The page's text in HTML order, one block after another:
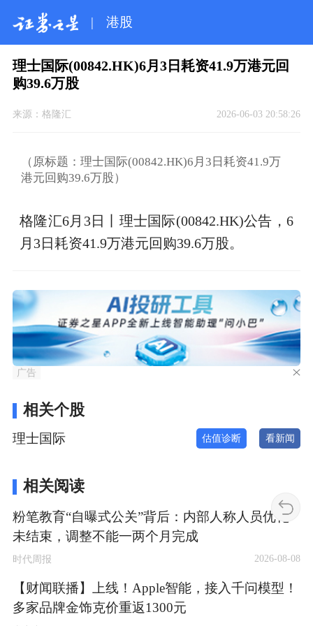
| 港股
理士国际(00842.HK)6月3日耗资41.9万港元回
购39.6万股
来源： 格隆汇 2026-06-03 20:58:26
（原标题：理士国际(00842.HK)6月3日耗资41.9万
港元回购39.6万股）
格隆汇6月3日丨理士国际(00842.HK)公告，6
月3日耗资41.9万港元回购39.6万股。
广告
相关个股
理士国际 估值诊断 看新闻
相关阅读
粉笔教育“自曝式公关”背后：内部人称人员优化
未结束，调整不能一两个月完成
时代周报 2026-08-08
【财闻联播】上线！Apple智能，接入千问模型！
多家品牌金饰克价重返1300元